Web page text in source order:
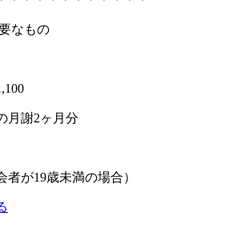
なもの
月謝2ヶ月分
が19歳未満の場合）